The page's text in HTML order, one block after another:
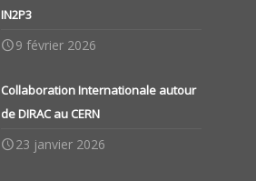
IN2P3
9 février 2026
Collaboration Internationale autour
de DIRAC au CERN
23 janvier 2026